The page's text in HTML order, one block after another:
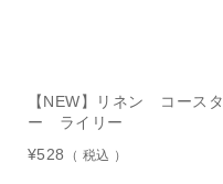
【NEW】リネン コースタ
ー ライリー
¥528 税込